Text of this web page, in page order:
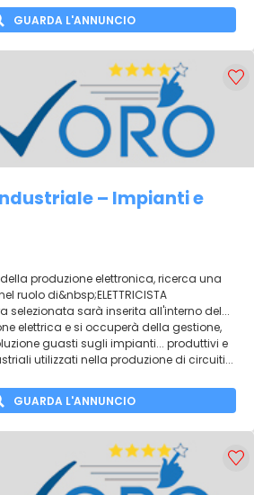
GUARDA L'ANNUNCIO
– Impianti e
produzione elettronica, ricerca una
ruolo di&nbsp;ELETTRICISTA
selezionata sarà inserita all'interno del...
elettrica e si occuperà della gestione,
guasti sugli impianti... produttivi e
utilizzati nella produzione di circuiti...
GUARDA L'ANNUNCIO